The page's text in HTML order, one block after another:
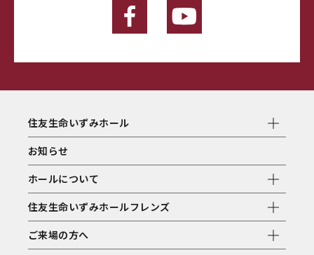
住友生命いずみホール
お知らせ
ホールについて
住友生命いずみホールフレンズ
ご来場の方へ